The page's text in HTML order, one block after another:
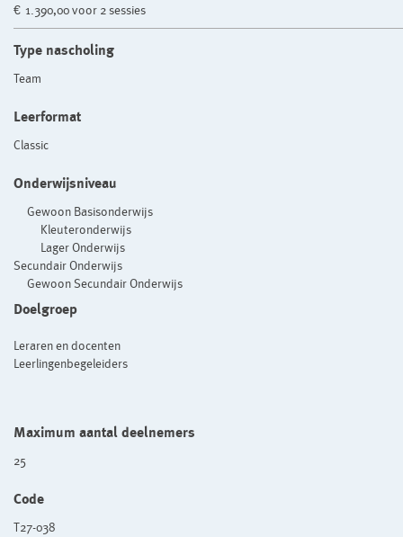
€ 1.390,00 voor 2 sessies
Type nascholing
Team
Leerformat
Classic
Onderwijsniveau
Gewoon Basisonderwijs
Kleuteronderwijs
Lager Onderwijs
Secundair Onderwijs
Gewoon Secundair Onderwijs
Doelgroep
Leraren en docenten
Leerlingenbegeleiders
Maximum aantal deelnemers
25
Code
T27-038